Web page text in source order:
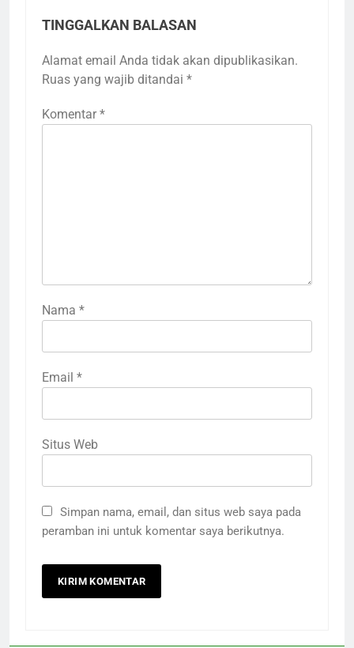
TINGGALKAN BALASAN
Alamat email Anda tidak akan dipublikasikan.
Ruas yang wajib ditandai *
Komentar *
Nama *
Email *
Situs Web
Simpan nama, email, dan situs web saya pada
peramban ini untuk komentar saya berikutnya.